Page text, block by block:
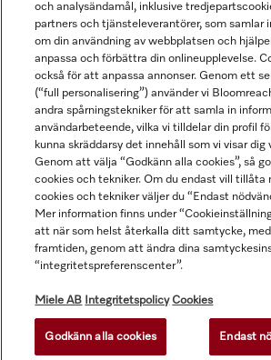
Navigering
Service
Alla produktpriser är
© Miele & Cie. KG.
och analysändamål, inklusive
partners och tjänsteleverantörer, som samlar
om din användning av webbplatsen och
anpassa och förbättra din onlineupplevelse.
också för att anpassa annonser. Genom ett
(“full personalisering”) använder vi
andra spårningstekniker för att samla in
användarbeteende, vilka vi tilldelar din profil
kunna skräddarsy det innehåll som vi visar dig
Genom att välja “Godkänn alla cookies”, så
cookies och tekniker. Om du endast vill tillåta
cookies och tekniker väljer du “Endast
Mer information finns under
att när som helst återkalla ditt samtycke,
framtiden, genom att ändra dina
“integritetspreferenscenter”.
Miele AB Integritetspolicy Cookies
Godkänn alla cookies Endast